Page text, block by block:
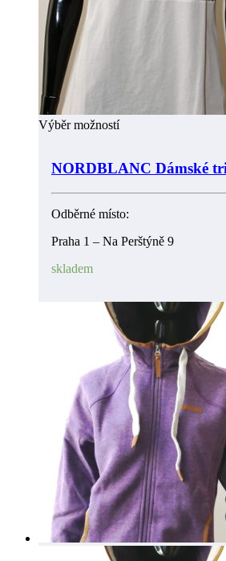
Výběr možností
NORDBLANC Dámské
Odběrné místo:
Praha 1 – Na Perštýně 9
skladem